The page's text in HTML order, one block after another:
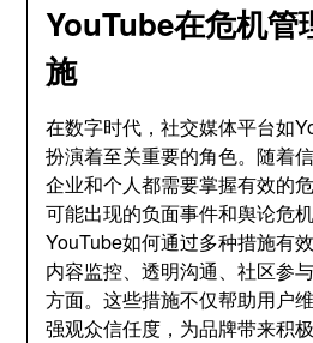
YouTube在危机管
施
在数字时代，社交媒体平台如
扮演着至关重要的角色。随着
企业和个人都需要掌握有效的
可能出现的负面事件和舆论危
YouTube如何通过多种措施有
内容监控、透明沟通、社区参
方面。这些措施不仅帮助用户
强观众信任度，为品牌带来积极